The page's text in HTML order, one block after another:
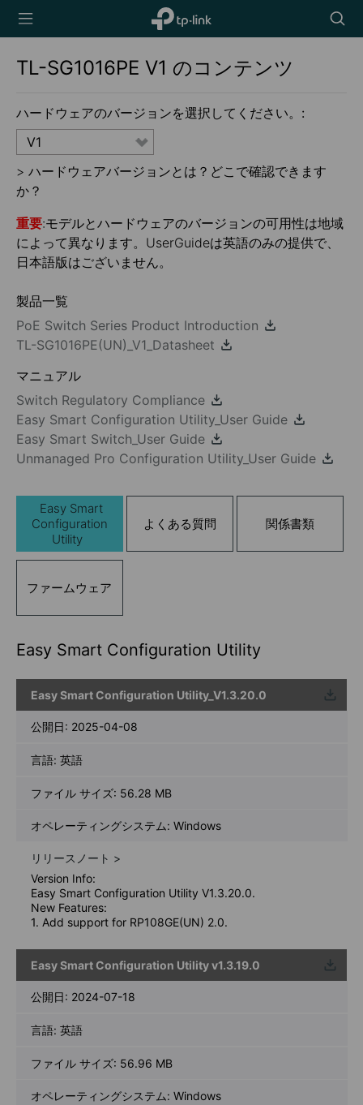
TP-Link,
Reliably
icon
TL-SG1016PE V1 のコンテンツ
ハードウェアのバージョンを選択してください。:
V1
> ハードウェアバージョンとは？どこで確認できます
か？
重要:モデルとハードウェアのバージョンの可用性は地域
によって異なります。UserGuideは英語のみの提供で、
日本語版はございません。
製品一覧
PoE Switch Series Product Introduction
TL-SG1016PE(UN)_V1_Datasheet
マニュアル
Switch Regulatory Compliance
Easy Smart Configuration Utility_User Guide
Easy Smart Switch_User Guide
Unmanaged Pro Configuration Utility_User Guide
Easy Smart
Configuration
Utility
よくある質問 関係書類
ファームウェア
Easy Smart Configuration Utility
Easy Smart Configuration Utility_V1.3.20.0
ウンロ
ード
公開日: 2025-04-08
言語: 英語
ファイル サイズ: 56.28 MB
オペレーティングシステム: Windows
リリースノート >
Version Info:
Easy Smart Configuration Utility V1.3.20.0.
New Features:
1. Add support for RP108GE(UN) 2.0.
Easy Smart Configuration Utility v1.3.19.0
ウンロ
ード
公開日: 2024-07-18
言語: 英語
ファイル サイズ: 56.96 MB
オペレーティングシステム: Windows